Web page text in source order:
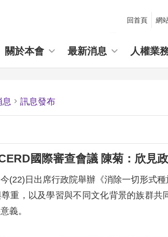
回首頁 網
關於本會 最新消息 人權業
息 訊息發布
國際審查會議 陳菊：欣見
(22)日出席行政院舉辦《消除一切形式
重，以及學習與不同文化背景的族群
義。